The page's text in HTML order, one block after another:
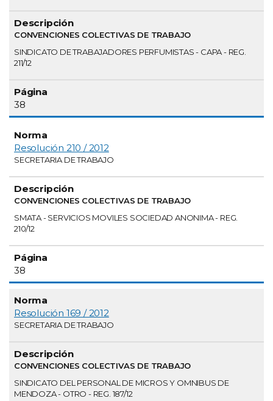
CONVENCIONES COLECTIVAS DE TRABAJO
SINDICATO DE TRABAJADORES PERFUMISTAS - CAPA - REG.
211/12
38
Resolución 210 / 2012
SECRETARIA DE TRABAJO
CONVENCIONES COLECTIVAS DE TRABAJO
SMATA - SERVICIOS MOVILES SOCIEDAD ANONIMA - REG.
210/12
38
Resolución 169 / 2012
SECRETARIA DE TRABAJO
CONVENCIONES COLECTIVAS DE TRABAJO
SINDICATO DEL PERSONAL DE MICROS Y OMNIBUS DE
MENDOZA - OTRO - REG. 187/12